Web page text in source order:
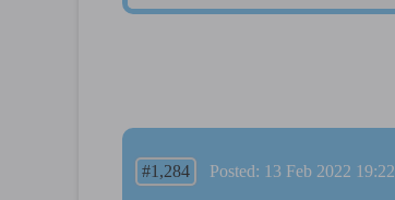
#1,284 Posted: 13 Feb 2022 19:22